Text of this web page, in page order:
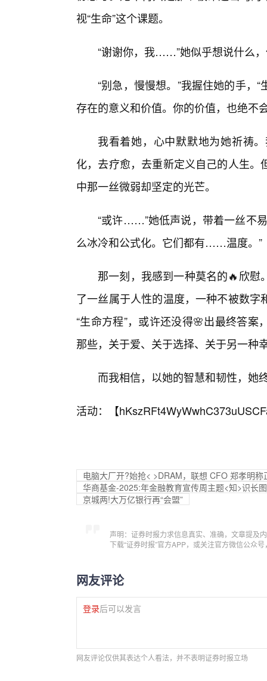
视“生命”这个课题。
“谢谢你，我……”她似乎想说什么
“别急，慢慢想。”我握住她的手，
存在的意义和价值。你的价值，也绝不
我看着她，心中默默地为她祈祷
化，去疗愈，去重新定义自己的人生
中那一丝微弱却坚定的光芒。
“或许……”她低声说，带着一丝不
么冰冷和公式化。它们都有……温度。”
那一刻，我感到一种莫名的🔥欣
了一丝属于人性的温度，一种不被数
“生命方程”，或许还没得🌸出最终答
那些，关于爱、关于选择、关于另一种
而我相信，以她的智慧和韧性，她
活动：【
电脑大厂开?始抢< >DRAM，联想 CFO 郑孝明
华商基金-2025:年金融教育宣传周主题<知>识长
京城两!大万亿银行再“会盟”
声明：证券时报力求信息真实、准确，文章提及
下载“证券时报”官方APP，或关注官方微信公众
网友评论
登录后可以发言
网友评论仅供其表达个人看法，并不表明证券时报立场